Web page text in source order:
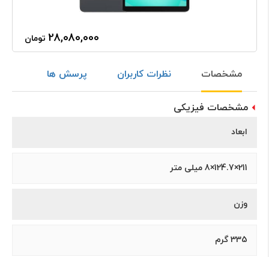
28,080,000 تومان
مشخصات نظرات کاربران پرسش ها
مشخصات فیزیکی
ابعاد
211×124.7×8 میلی متر
وزن
335 گرم